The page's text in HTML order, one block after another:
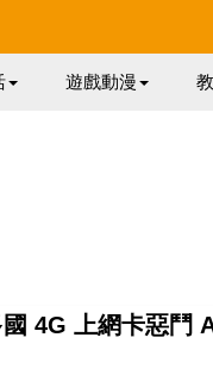
遊戲動漫
4G 上網卡惡鬥